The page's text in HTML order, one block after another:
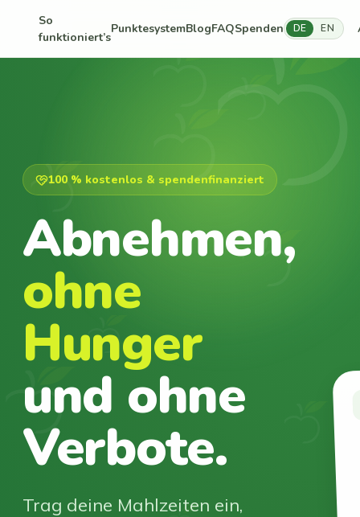
So
funktioniert’s
PunktesystemBlogFAQSpenden DE EN
100 % kostenlos & spendenfinanziert
Abnehmen,
ohne
Hunger
und ohne
Verbote.
Trag deine Mahlzeiten ein,